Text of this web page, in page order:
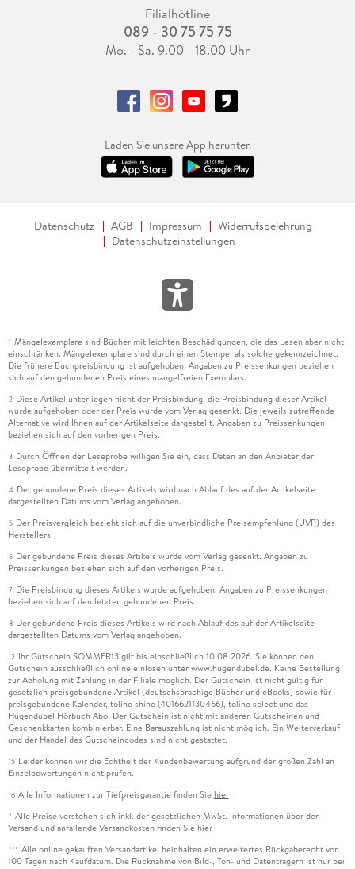
Filialhotline
089 - 30 75 75 75
Mo. - Sa. 9.00 - 18.00 Uhr
Laden Sie unsere App herunter.
Datenschutz AGB Impressum
Widerrufsbelehrung
Datenschutzeinstellungen
1 Mängelexemplare sind Bücher mit leichten Beschädigungen, die das Lesen aber nicht
einschränken. Mängelexemplare sind durch einen Stempel als solche gekennzeichnet.
Die frühere Buchpreisbindung ist aufgehoben. Angaben zu Preissenkungen beziehen
sich auf den gebundenen Preis eines mangelfreien Exemplars.
2 Diese Artikel unterliegen nicht der Preisbindung, die Preisbindung dieser Artikel
wurde aufgehoben oder der Preis wurde vom Verlag gesenkt. Die jeweils zutreffende
Alternative wird Ihnen auf der Artikelseite dargestellt. Angaben zu Preissenkungen
beziehen sich auf den vorherigen Preis.
3 Durch Öffnen der Leseprobe willigen Sie ein, dass Daten an den Anbieter der
Leseprobe übermittelt werden.
4 Der gebundene Preis dieses Artikels wird nach Ablauf des auf der Artikelseite
dargestellten Datums vom Verlag angehoben.
5 Der Preisvergleich bezieht sich auf die unverbindliche Preisempfehlung (UVP) des
Herstellers.
6 Der gebundene Preis dieses Artikels wurde vom Verlag gesenkt. Angaben zu
Preissenkungen beziehen sich auf den vorherigen Preis.
7 Die Preisbindung dieses Artikels wurde aufgehoben. Angaben zu Preissenkungen
beziehen sich auf den letzten gebundenen Preis.
8 Der gebundene Preis dieses Artikels wird nach Ablauf des auf der Artikelseite
dargestellten Datums vom Verlag angehoben.
12 Ihr Gutschein SOMMER13 gilt bis einschließlich 10.08.2026. Sie können den
Gutschein ausschließlich online einlösen unter www.hugendubel.de. Keine Bestellung
zur Abholung mit Zahlung in der Filiale möglich. Der Gutschein ist nicht gültig für
gesetzlich preisgebundene Artikel (deutschsprachige Bücher und eBooks) sowie für
preisgebundene Kalender, tolino shine (4016621130466), tolino select und das
Hugendubel Hörbuch Abo. Der Gutschein ist nicht mit anderen Gutscheinen und
Geschenkkarten kombinierbar. Eine Barauszahlung ist nicht möglich. Ein Weiterverkauf
und der Handel des Gutscheincodes sind nicht gestattet.
15 Leider können wir die Echtheit der Kundenbewertung aufgrund der großen Zahl an
Einzelbewertungen nicht prüfen.
16 Alle Informationen zur Tiefpreisgarantie finden Sie hier
* Alle Preise verstehen sich inkl. der gesetzlichen MwSt. Informationen über den
Versand und anfallende Versandkosten finden Sie hier
*** Alle online gekauften Versandartikel beinhalten ein erweitertes Rückgaberecht von
100 Tagen nach Kaufdatum. Die Rücknahme von Bild-, Ton- und Datenträgern ist nur bei